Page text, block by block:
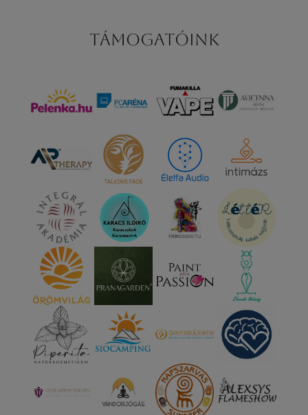
Támogatóink